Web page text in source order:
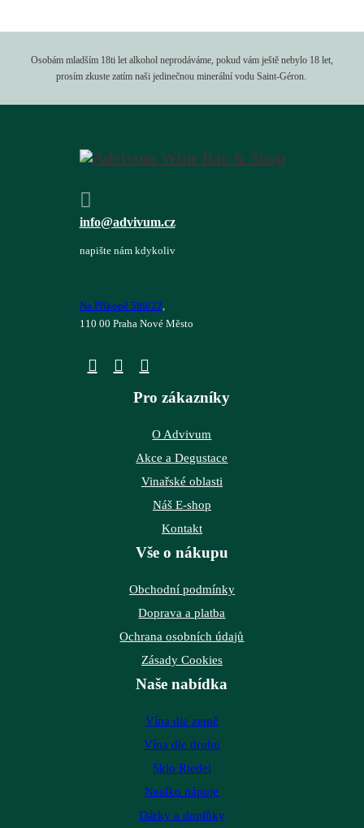
Osobám mladším 18ti let alkohol neprodáváme, pokud vám ještě nebylo 18 let,
prosím zkuste zatím naši jedinečnou minerální vodu Saint-Géron.
info@advivum.cz
napište nám kdykoliv
Na Příkopě 589/22,
110 00 Praha Nové Město
Pro zákazníky
O Advivum
Akce a Degustace
Vinařské oblasti
Náš E-shop
Kontakt
Vše o nákupu
Obchodní podmínky
Doprava a platba
Ochrana osobních údajů
Zásady Cookies
Naše nabídka
Vína dle země
Vína dle druhu
Sklo Riedel
Nealko nápoje
Dárky a doplňky